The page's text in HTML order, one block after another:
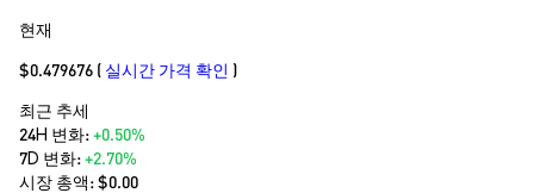
현재
$0.479676 ( 실시간 가격 확인 )
최근 추세
24H 변화:+0.50%
7D 변화:+2.70%
시장 총액:$0.00